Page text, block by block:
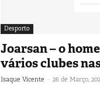
Desporto
Joarsan – o
vários clubes
Isaque Vicente - 26 de Março,